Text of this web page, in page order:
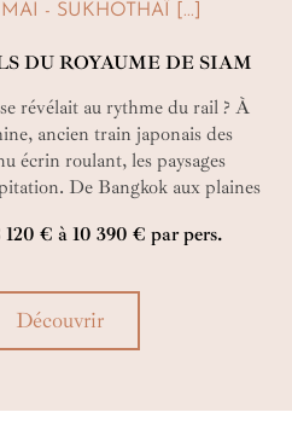
- SUKHOTHAÏ [...]
DU ROYAUME DE SIAM
révélait au rythme du rail ? À
ancien train japonais des
écrin roulant, les paysages
De Bangkok aux plaines
anciens aux montagnes du
le goût du temps long.
120 € à 10 390 € par pers.
Découvrir